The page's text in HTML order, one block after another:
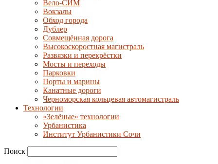
Вело-СИМ
Вокзалы
Обход города
Дублер
Совмещённая дорога
Высокоскоростная магистраль
Развязки и перекрёстки
Мосты и переходы
Парковки
Порты и марины
Канатные дороги
Черноморская кольцевая автомагистраль
Технологии
«Зелёные» технологии
Урбанистика
Институт Урбанистики Сочи
Поиск